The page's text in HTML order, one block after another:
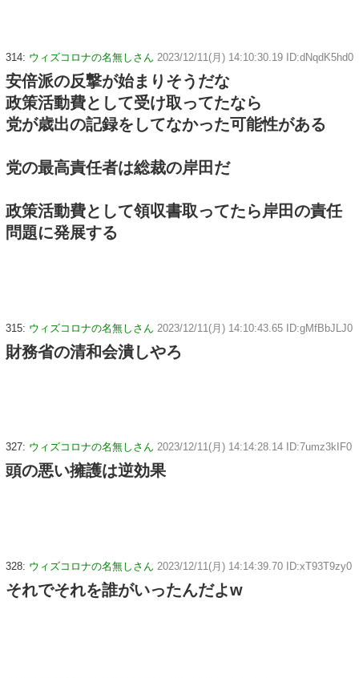
314: ウィズコロナの名無しさん 2023/12/11(月) 14:10:30.19 ID:dNqdK5hd0
安倍派の反撃が始まりそうだな
政策活動費として受け取ってたなら
党が歳出の記録をしてなかった可能性がある
党の最高責任者は総裁の岸田だ
政策活動費として領収書取ってたら岸田の責任
問題に発展する
315: ウィズコロナの名無しさん 2023/12/11(月) 14:10:43.65 ID:gMfBbJLJ0
財務省の清和会潰しやろ
327: ウィズコロナの名無しさん 2023/12/11(月) 14:14:28.14 ID:7umz3kIF0
頭の悪い擁護は逆効果
328: ウィズコロナの名無しさん 2023/12/11(月) 14:14:39.70 ID:xT93T9zy0
それでそれを誰がいったんだよw